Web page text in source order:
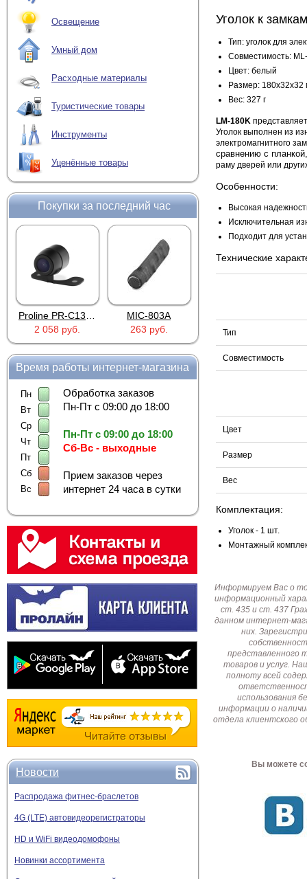
Освещение
Умный дом
Расходные материалы
Туристические товары
Инструменты
Уценённые товары
Покупки за последний час
2 058 руб.
MIC-803A
263 руб.
386 руб.
Время работы интернет-магазина
Пн
Вт
Ср
Чт
Пт
Сб
Вс
Обработка заказов
Пн-Пт с 09:00 до 18:00
Пн-Пт с 09:00 до 18:00
Сб-Вс - выходные
Прием заказов через
интернет 24 часа в сутки
Новости
Распродажа фитнес-браслетов
4G (LTE) автовидеорегистраторы
HD и WiFi видеодомофоны
Новинки ассортимента
Уголок к
Тип: уголок для
Совместимость:
Цвет: белый
Размер: 180х32х32
Вес: 327 г
LM-180K
Уголок выполнен из
электромагнитного
сравнению с
раму дверей или
Особенности:
Высокая
Исключительная
Подходит для
Технические
Тип
Совместимость
Цвет
Размер
Вес
Комплектация:
Уголок - 1 шт.
Монтажный
Информируем Вас о
информационный
ст. 435 и ст. 437
данном интернет-
них.
представленного
товаров и услуг.
полноту всей
использования
информации о
отдела клиентского
Вы можете